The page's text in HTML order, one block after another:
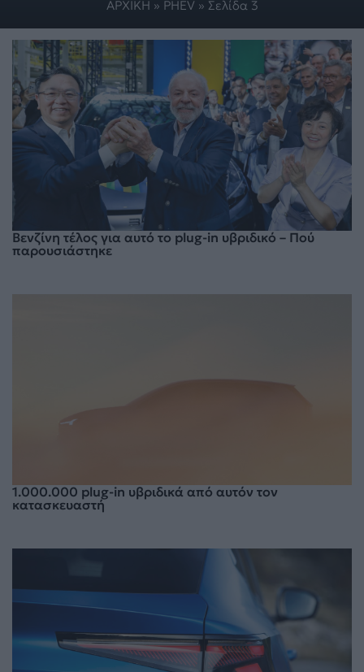
ΑΡΧΙΚΗ » PHEV » Σελίδα 3
Βενζίνη τέλος για αυτό το plug-in υβριδικό – Πού
παρουσιάστηκε
1.000.000 plug-in υβριδικά από αυτόν τον
κατασκευαστή